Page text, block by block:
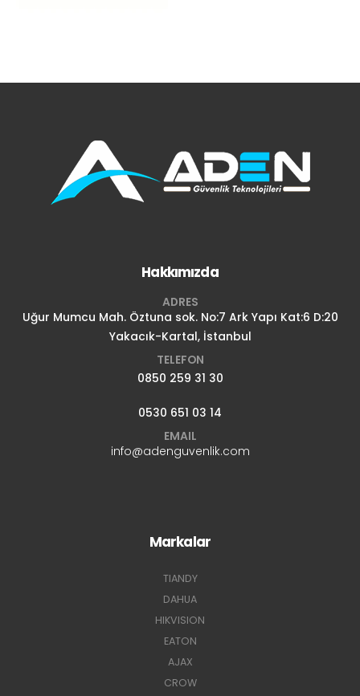
Hakkımızda
ADRES
Uğur Mumcu Mah. Öztuna sok. No:7 Ark Yapı Kat:6 D:20
Yakacık-Kartal, İstanbul
TELEFON
0850 259 31 30
0530 651 03 14
EMAIL
info@adenguvenlik.com
Markalar
TIANDY
DAHUA
HIKVISION
EATON
AJAX
CROW